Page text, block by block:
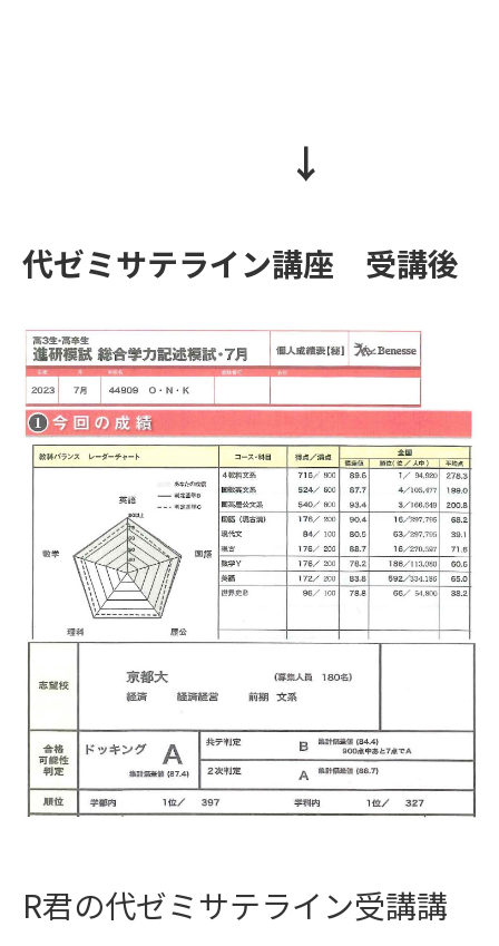
↓
代ゼミサテライン講座 受講後
R君の代ゼミサテライン受講講